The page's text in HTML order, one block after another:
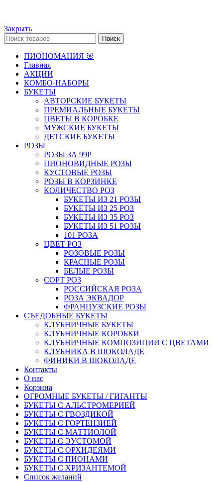
Закрыть
Поиск
ПИОНОМАНИЯ 🌸
Главная
АКЦИИ
КОМБО-НАБОРЫ
БУКЕТЫ
АВТОРСКИЕ БУКЕТЫ
ПРЕМИАЛЬНЫЕ БУКЕТЫ
ЦВЕТЫ В КОРОБКЕ
МУЖСКИЕ БУКЕТЫ
ДЕТСКИЕ БУКЕТЫ
РОЗЫ
РОЗЫ ЗА 99Р
ПИОНОВИДНЫЕ РОЗЫ
КУСТОВЫЕ РОЗЫ
РОЗЫ В КОРЗИНКЕ
КОЛИЧЕСТВО РОЗ
БУКЕТЫ ИЗ 21 РОЗЫ
БУКЕТЫ ИЗ 25 РОЗ
БУКЕТЫ ИЗ 35 РОЗ
БУКЕТЫ ИЗ 51 РОЗЫ
101 РОЗА
ЦВЕТ РОЗ
РОЗОВЫЕ РОЗЫ
КРАСНЫЕ РОЗЫ
БЕЛЫЕ РОЗЫ
СОРТ РОЗ
РОССИЙСКАЯ РОЗА
РОЗА ЭКВАДОР
ФРАНЦУЗСКИЕ РОЗЫ
СЪЕДОБНЫЕ БУКЕТЫ
КЛУБНИЧНЫЕ БУКЕТЫ
КЛУБНИЧНЫЕ КОРОБКИ
КЛУБНИЧНЫЕ КОМПОЗИЦИИ С ЦВЕТАМИ
КЛУБНИКА В ШОКОЛАДЕ
ФИНИКИ В ШОКОЛАДЕ
Контакты
О нас
Корзина
ОГРОМНЫЕ БУКЕТЫ / ГИГАНТЫ
БУКЕТЫ С АЛЬСТРОМЕРИЕЙ
БУКЕТЫ С ГВОЗДИКОЙ
БУКЕТЫ С ГОРТЕНЗИЕЙ
БУКЕТЫ С МАТТИОЛОЙ
БУКЕТЫ С ЭУСТОМОЙ
БУКЕТЫ С ОРХИДЕЯМИ
БУКЕТЫ С ПИОНАМИ
БУКЕТЫ С ХРИЗАНТЕМОЙ
Список желаний